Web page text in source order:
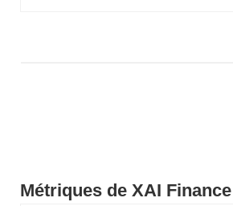
Métriques de XAI